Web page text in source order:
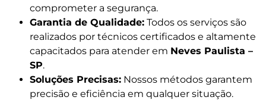
comprometer a segurança.
Garantia de Qualidade: Todos os serviços são
realizados por técnicos certificados e altamente
capacitados para atender em Neves Paulista –
SP.
Soluções Precisas: Nossos métodos garantem
precisão e eficiência em qualquer situação.